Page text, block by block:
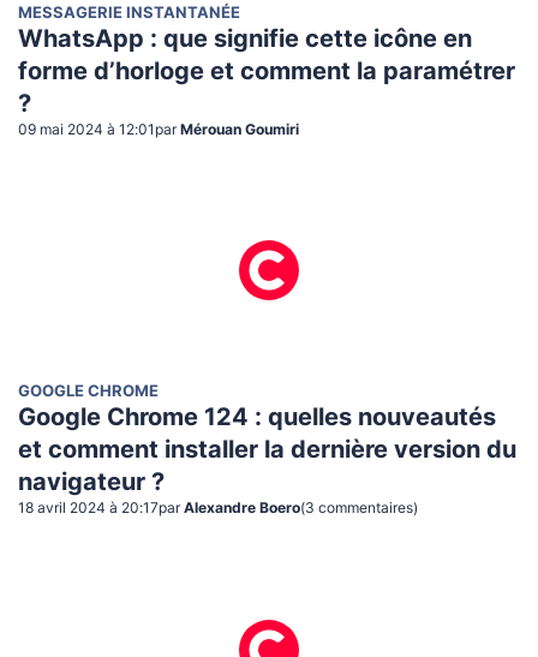
MESSAGERIE INSTANTANÉE
WhatsApp : que signifie cette icône en
forme d’horloge et comment la paramétrer
?
09 mai 2024 à 12:01 par Mérouan Goumiri
GOOGLE CHROME
Google Chrome 124 : quelles nouveautés
et comment installer la dernière version du
navigateur ?
18 avril 2024 à 20:17par Alexandre Boero(3 commentaires)